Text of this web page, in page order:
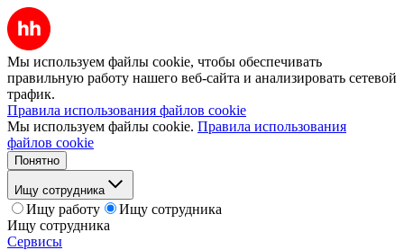
Мы используем файлы cookie, чтобы обеспечивать
правильную работу нашего веб-сайта и анализировать сетевой
трафик.
Правила использования файлов cookie
Мы используем файлы cookie. Правила использования
файлов cookie
Понятно
Ищу сотрудника
Ищу работу
Ищу сотрудника
Ищу сотрудника
Сервисы